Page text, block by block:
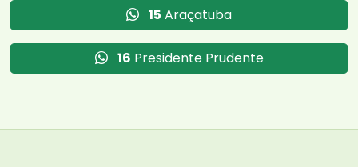
15 Araçatuba
16 Presidente Prudente